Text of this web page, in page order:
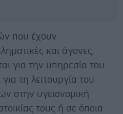
που έχουν
και άγονες,
για την υπηρεσία του
τη λειτουργία του
στην υγειονομική
τους ή σε όποια